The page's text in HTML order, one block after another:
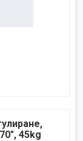
45kg